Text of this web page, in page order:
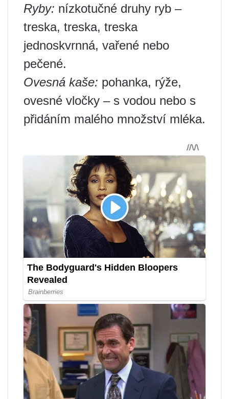
Ryby: nízkotučné druhy ryb –
treska, treska, treska
jednoskvrnná, vařené nebo
pečené.
Ovesná kaše: pohanka, rýže,
ovesné vločky – s vodou nebo s
přidáním malého množství mléka.